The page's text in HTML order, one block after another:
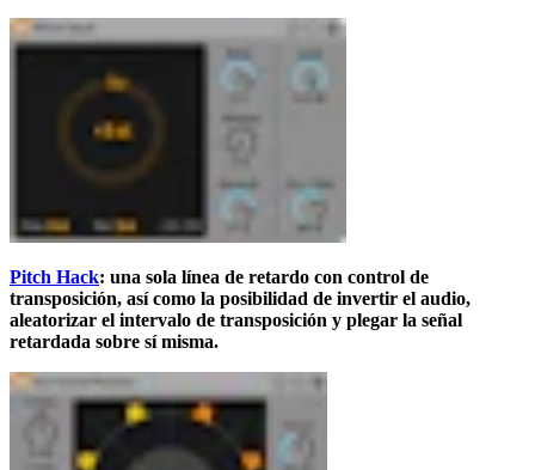
Pitch Hack: una sola línea de retardo con control de
transposición, así como la posibilidad de invertir el audio,
aleatorizar el intervalo de transposición y plegar la señal
retardada sobre sí misma.